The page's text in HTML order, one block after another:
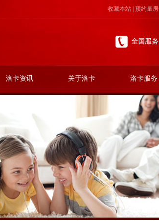
收藏本站 预约量房
洛卡资讯 关于洛卡 洛卡服务